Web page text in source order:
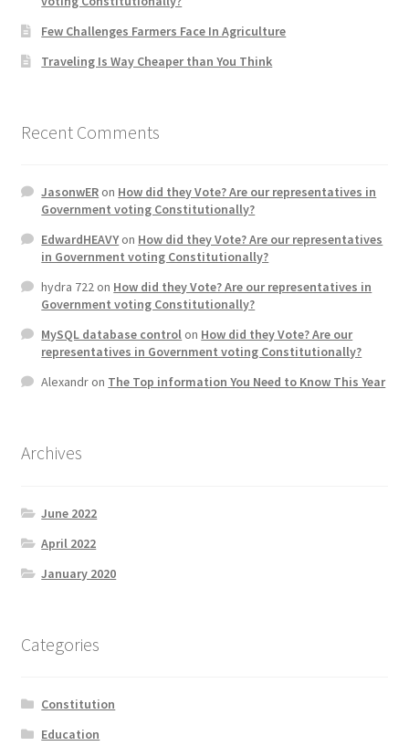
Few Challenges Farmers Face In Agriculture
Traveling Is Way Cheaper than You Think
Recent Comments
JasonwERon How did they Vote? Are our representatives in
Government voting Constitutionally?
EdwardHEAVYon How did they Vote? Are our representatives
in Government voting Constitutionally?
hydra 722on How did they Vote? Are our representatives in
Government voting Constitutionally?
MySQL database controlon How did they Vote? Are our
representatives in Government voting Constitutionally?
Alexandron The Top information You Need to Know This Year
Archives
June 2022
April 2022
January 2020
Categories
Constitution
Education